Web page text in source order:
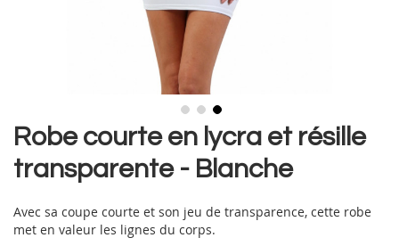
Skip
the
beginning
the
images
Robe courte en lycra et résille
transparente - Blanche
Avec sa coupe courte et son jeu de transparence, cette robe
met en valeur les lignes du corps.